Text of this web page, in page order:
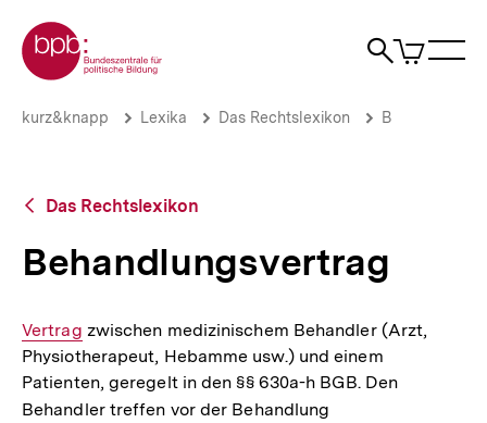
zum
Seiteninhalt
springen
Zur Startseite der bpb
Suche
Artikel
im
Behandlungsvertrag
Brotkrümelnavigation
Pfadnavigation
kurz&knapp Lexika Das Rechtslexikon B
Zurück
Übersicht
Das Rechtslexikon
Behandlungsvertrag
Interner
Link:
Vertrag zwischen medizinischem Behandler (Arzt,
Physiotherapeut, Hebamme usw.) und einem
Patienten, geregelt in den §§ 630a-h BGB. Den
Behandler treffen vor der Behandlung